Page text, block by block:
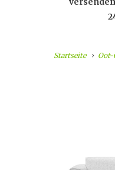
Startseite Oot-